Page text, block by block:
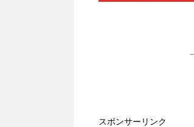
スポンサーリンク